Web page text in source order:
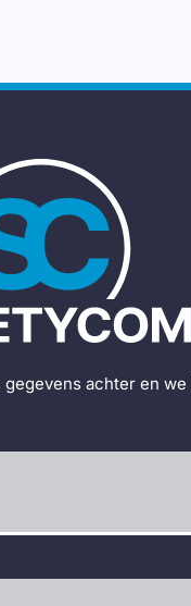
gegevens achter en
(Vereist)